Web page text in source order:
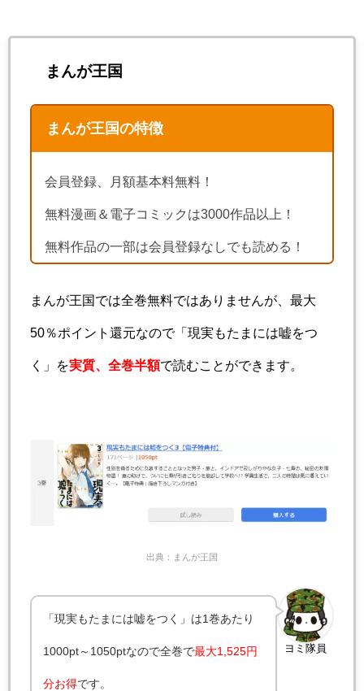
まんが王国
まんが王国の特徴
会員登録、月額基本料無料！
無料漫画＆電子コミックは3000作品以上！
無料作品の一部は会員登録なしでも読める！
まんが王国では全巻無料ではありませんが、最大
50％ポイント還元なので「現実もたまには嘘をつ
く」を実質、全巻半額で読むことができます。
出典：まんが王国
ヨミ隊員
「現実もたまには嘘をつく」は1巻あたり
1000pt～1050ptなので全巻で最大1,525円
分お得です。